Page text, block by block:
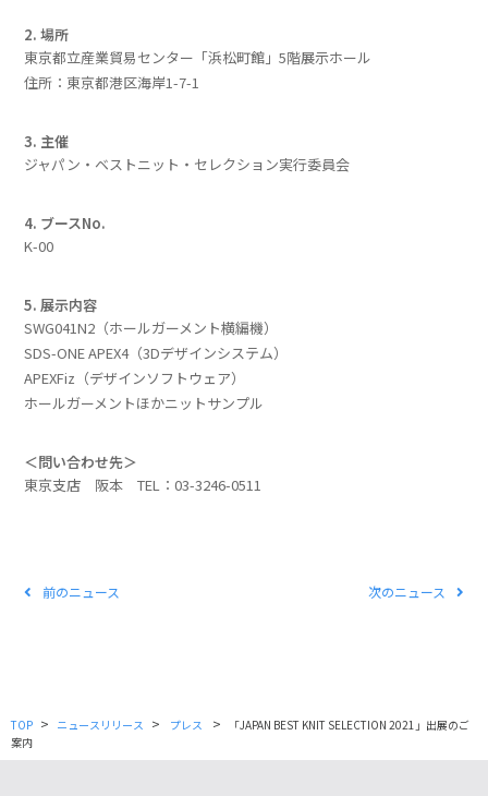
2. 場所
東京都立産業貿易センター「浜松町館」5階展示ホール
住所：東京都港区海岸1-7-1
3. 主催
ジャパン・ベストニット・セレクション実行委員会
4. ブースNo.
K-00
5. 展示内容
SWG041N2（ホールガーメント横編機）
SDS-ONE APEX4（3Dデザインシステム）
APEXFiz（デザインソフトウェア）
ホールガーメントほかニットサンプル
＜問い合わせ先＞
東京支店 阪本 TEL：03-3246-0511
次のニュース
前のニュース
TOP > ニュースリリース > プレス >
「JAPAN BEST KNIT SELECTION 2021」出展のご
案内